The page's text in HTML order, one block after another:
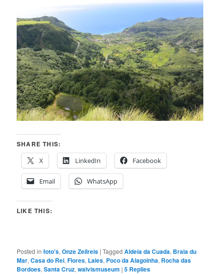
SHARE THIS:
X
LinkedIn Facebook
Email WhatsApp
LIKE THIS:
Posted in foto's,Onze Zeilreis |Tagged Aldeia da Cuada, Braia du
Mar,Casa do Rei,Flores, Laies, Poco da Alagoinha, Rocha das
Bordoes,Santa Cruz,walvismuseum |5 Replies